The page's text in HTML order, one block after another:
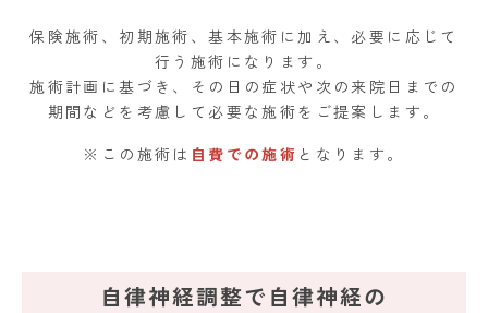
保険施術、初期施術、基本施術に加え、必要に応じて
行う施術になります。
施術計画に基づき、その日の症状や次の来院日までの
期間などを考慮して必要な施術をご提案します。
※この施術は 自費での施術 となります。
自律神経調整で自律神経の